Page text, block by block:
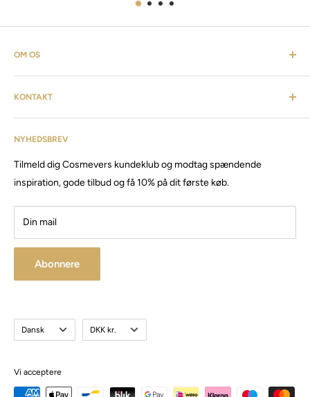
OM OS
Cosmevers er et kosmetisk univers. Hvor du som kunde kan
finde alt fra frisørartikler, barberudstyr, personlig pleje,
inventar & listen fortsætter. Cosmevers er etableret i 2020, vi
har siden da solgt produkter og maskiner, til både privat &
Besøg vores store butik / showroom i Brabrand.
NYHEDSBREV
Tilmeld dig Cosmevers kundeklub og modtag spændende
inspiration, gode tilbud og få 10% på dit første køb.
Din mail
Abonnere
KONTAKT
Kundeservice: tlf:26 20 40 76
CVR: 41 50 56 21
Sprog
Dansk Valuta
DKK kr.
Vi acceptere